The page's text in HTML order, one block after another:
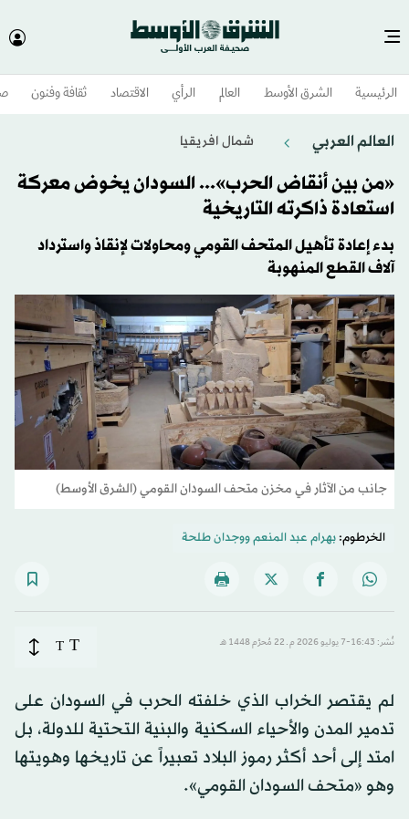
الرئيسية الشرق الأوسط​ العالم الرأي الاقتصاد ثقافة وفنون
العالم العربي شمال افريقيا
«من بين أنقاض الحرب»... السودان يخوض معركة
استعادة ذاكرته التاريخية
بدء إعادة تأهيل المتحف القومي ومحاولات لإنقاذ واسترداد
آلاف القطع المنهوبة
جانب من الآثار في مخزن متحف السودان القومي (الشرق الأوسط)
الخرطوم:بهرام عبد المنعمووجدان طلحة
نُشر: 16:43-7 يوليو 2026 م ـ 22 مُحرَّم 1448 هـ T
T
لم يقتصر الخراب الذي خلفته الحرب في السودان على
تدمير المدن والأحياء السكنية والبنية التحتية للدولة، بل
امتد إلى أحد أكثر رموز البلاد تعبيراً عن تاريخها وهويتها
وهو «متحف السودان القومي».